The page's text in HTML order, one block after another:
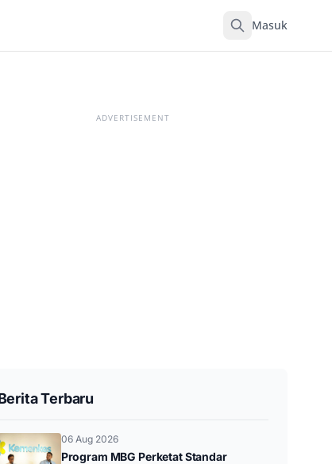
Masuk
ADVERTISEMENT
Terbaru
06 Aug 2026
Program MBG Perketat Standar